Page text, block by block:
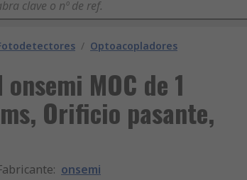
/ Optoacopladores
MOC de 1
Orificio pasante,
: onsemi